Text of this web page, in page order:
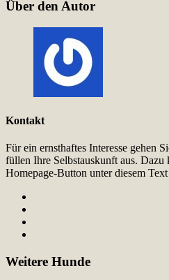
Über den Autor
Kontakt
Für ein ernsthaftes Interesse gehen
füllen Ihre Selbstauskunft aus. Dazu
Homepage-Button unter diesem
Weitere Hunde